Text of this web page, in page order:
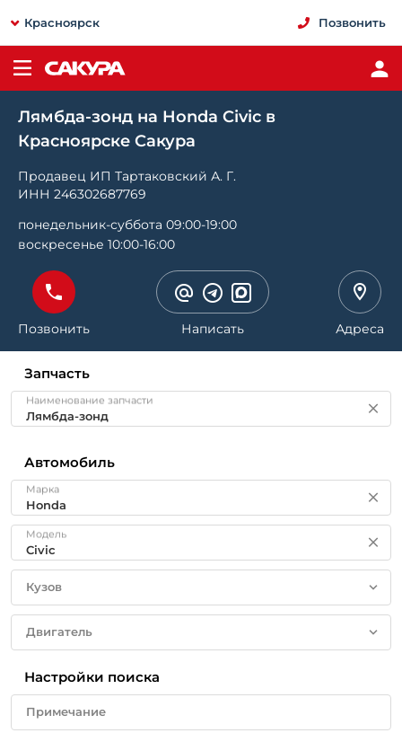
Красноярск Позвонить
Лямбда-зонд на Honda Civic в
Красноярске Сакура
Продавец ИП Тартаковский А. Г.
ИНН 246302687769
понедельник-суббота 09:00-19:00
воскресенье 10:00-16:00
Позвонить Написать Адреса
Запчасть
Наименование запчасти
Автомобиль
Марка
Модель
Кузов
Двигатель
Настройки поиска
Примечание